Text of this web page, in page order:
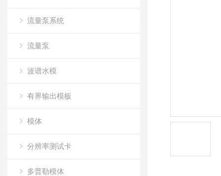
流量泵系统
流量泵
波谱水模
有界输出模板
模体
分辨率测试卡
多普勒模体